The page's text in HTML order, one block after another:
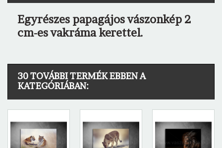
Egyrészes papagájos vászonkép 2
cm-es vakráma kerettel.
30 TOVÁBBI TERMÉK EBBEN A
KATEGÓRIÁBAN: